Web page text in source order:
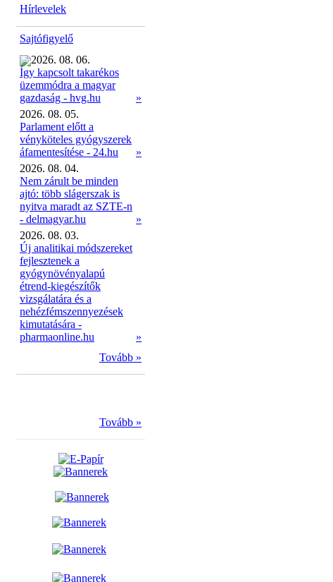
Hírlevelek
Sajtófigyelő
2026. 08. 06.
Így kapcsolt takarékos
üzemmódra a magyar
gazdaság - hvg.hu
»
2026. 08. 05.
Parlament előtt a
vényköteles gyógyszerek
áfamentesítése - 24.hu
»
2026. 08. 04.
Nem zárult be minden
ajtó: több slágerszak is
nyitva maradt az SZTE-n
- delmagyar.hu
»
2026. 08. 03.
Új analitikai módszereket
fejlesztenek a
gyógynövényalapú
étrend-kiegészítők
vizsgálatára és a
nehézfémszennyezések
kimutatására -
pharmaonline.hu
»
Tovább »
Tovább »